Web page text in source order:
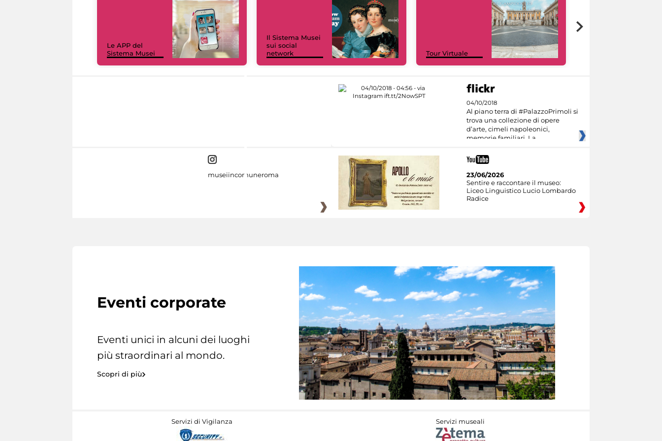
Le APP del
Sistema Musei
Il Sistema Musei
sui social
network
Tour Virtuale
04/10/2018
Al piano terra di #PalazzoPrimoli si
trova una collezione di opere
d’arte, cimeli napoleonici,
memorie familiari. La
museiincomuneroma
23/06/2026
Sentire e raccontare il museo:
Liceo Linguistico Lucio Lombardo
Radice
Eventi corporate
Eventi unici in alcuni dei luoghi
più straordinari al mondo.
Scopri di più
Servizi di Vigilanza Servizi museali